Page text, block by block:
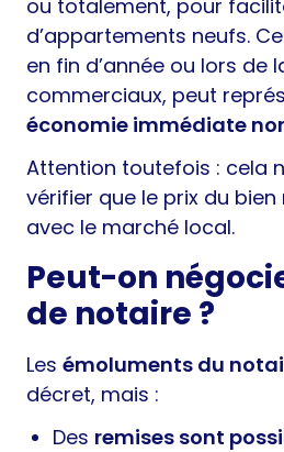
ou totalement, pour
d’appartements neufs.
en fin d’année ou lors de
commerciaux, peut
économie immédiate
Attention toutefois : cela
vérifier que le prix du
avec le marché local.
Peut-on
de notaire ?
Les émoluments du
décret, mais :
Des remises sont